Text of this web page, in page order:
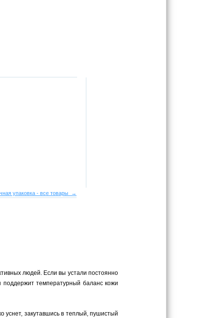
упаковка - все товары →
людей. Если вы устали постоянно
температурный баланс кожи
уснет, закутавшись в теплый, пушистый